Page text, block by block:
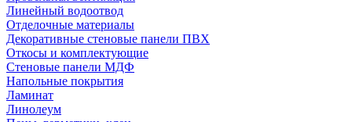
Линейный водоотвод
Отделочные материалы
Декоративные стеновые панели ПВХ
Откосы и комплектующие
Стеновые панели МДФ
Напольные покрытия
Ламинат
Линолеум